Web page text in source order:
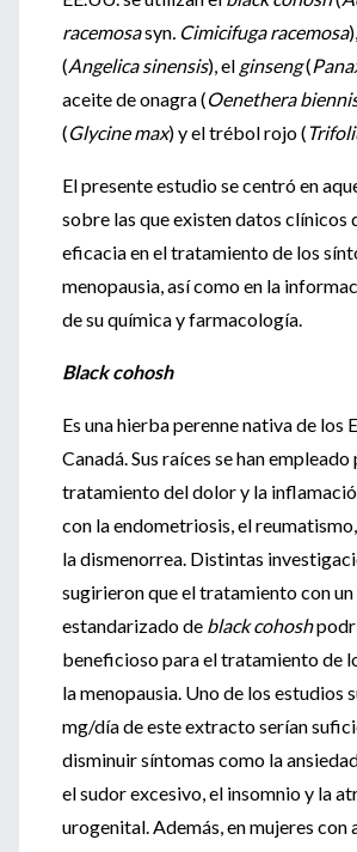
racemosasyn. Cimicifuga racemosa
(Angelica sinensis), el ginseng(
aceite de onagra (Oenethera
(Glycine max) y el trébol rojo (
El presente estudio se centró en
sobre las que existen datos clínicos
eficacia en el tratamiento de los
menopausia, así como en la
de su química y farmacología.
Black cohosh
Es una hierba perenne nativa de los
Canadá. Sus raíces se han empleado
tratamiento del dolor y la
con la endometriosis, el
la dismenorrea. Distintas
sugirieron que el tratamiento con
estandarizado de black cohosh
beneficioso para el tratamiento de
la menopausia. Uno de los estudios
mg/día de este extracto serían
disminuir síntomas como la
el sudor excesivo, el insomnio y la
urogenital. Además, en mujeres con